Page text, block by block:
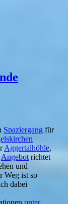
Spaziergang für
Aggertalhöhle,
Angebotrichtet
und
Weg ist so
dabei